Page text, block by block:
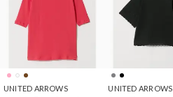
UNITED ARROWS UNITED ARROWS